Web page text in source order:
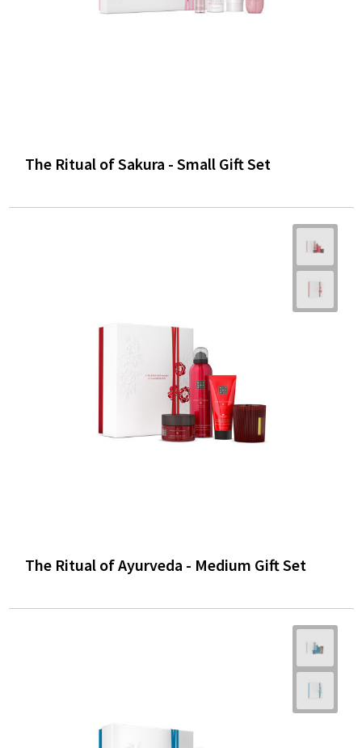
The Ritual of Sakura - Small Gift Set
The Ritual of Ayurveda - Medium Gift Set